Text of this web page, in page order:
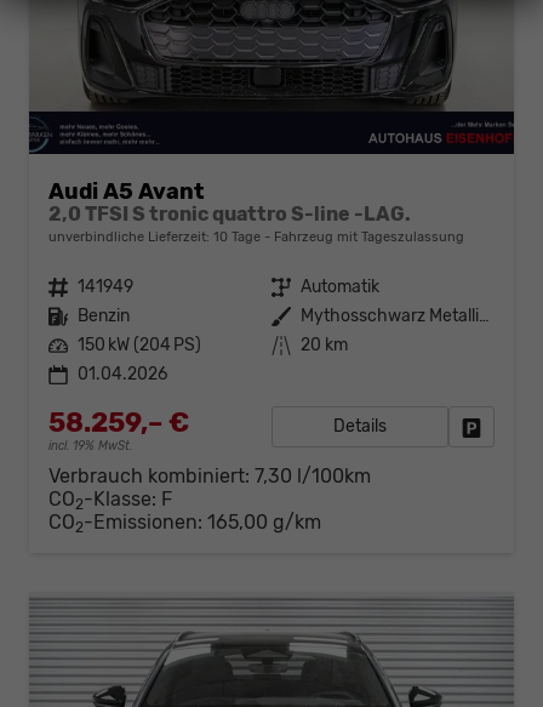
Audi A5 Avant
2,0 TFSI S tronic quattro S-line -LAG.
unverbindliche Lieferzeit: 10 Tage Fahrzeug mit Tageszulassung
Fahrzeugnr. 141949 Getriebe Automatik
Kraftstoff Benzin Außenfarbe
Mythosschwarz Metallic (0E)
Leistung 150 kW (204 PS) Kilometerstand 20 km
01.04.2026
58.259,– €
incl. 19% MwSt.
Details
Verbrauch kombiniert: 7,30 l/100km
CO2-Klasse: F
CO2-Emissionen: 165,00 g/km